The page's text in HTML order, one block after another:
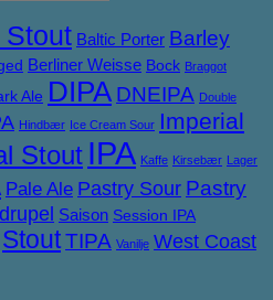
Stout Baltic Porter Barley
Berliner Weisse Bock Braggot
Ale DIPA DNEIPA Double
Hindbær Ice Cream Sour Imperial
Stout IPA Kaffe Kirsebær Lager
Pale Ale Pastry Sour Pastry
Saison Session IPA
StoutTIPA Vanilje West Coast